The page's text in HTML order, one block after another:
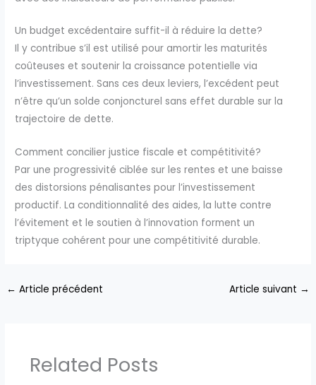
Un budget excédentaire suffit-il à réduire la dette?
Il y contribue s’il est utilisé pour amortir les maturités
coûteuses et soutenir la croissance potentielle via
l’investissement. Sans ces deux leviers, l’excédent peut
n’être qu’un solde conjoncturel sans effet durable sur la
trajectoire de dette.
Comment concilier justice fiscale et compétitivité?
Par une progressivité ciblée sur les rentes et une baisse
des distorsions pénalisantes pour l’investissement
productif. La conditionnalité des aides, la lutte contre
l’évitement et le soutien à l’innovation forment un
triptyque cohérent pour une compétitivité durable.
← Article précédent Article suivant →
Related Posts